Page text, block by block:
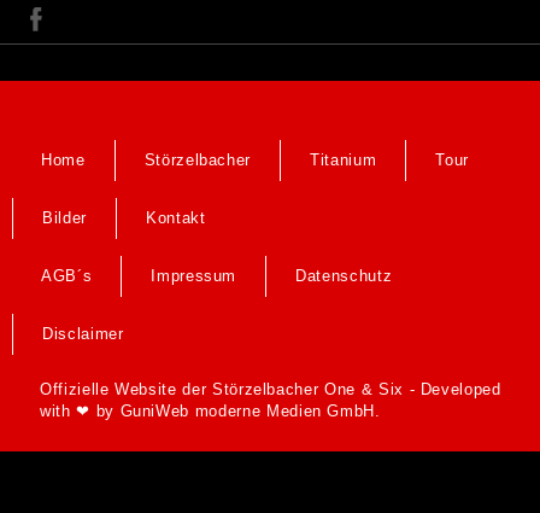
Home Störzelbacher Titanium Tour
Bilder Kontakt
AGB´s Impressum Datenschutz
Disclaimer
Offizielle Website der Störzelbacher One & Six - Developed
with ❤ by GuniWeb moderne Medien GmbH.